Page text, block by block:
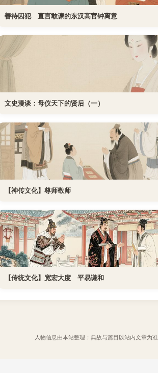
善待囚犯 直言敢谏的东汉高官钟离意
文史漫谈：母仪天下的贤后（一）
【神传文化】尊师敬师
【传统文化】宽宏大度 平易谦和
人物信息由本站整理；典故与篇目以站内文章为准